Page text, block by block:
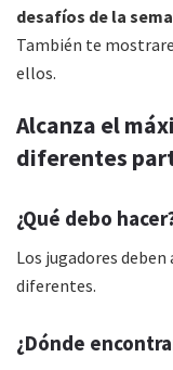
desafíos de la
También te
ellos.
Alcanza el
diferentes
¿Qué debo
Los jugadores
diferentes.
¿Dónde